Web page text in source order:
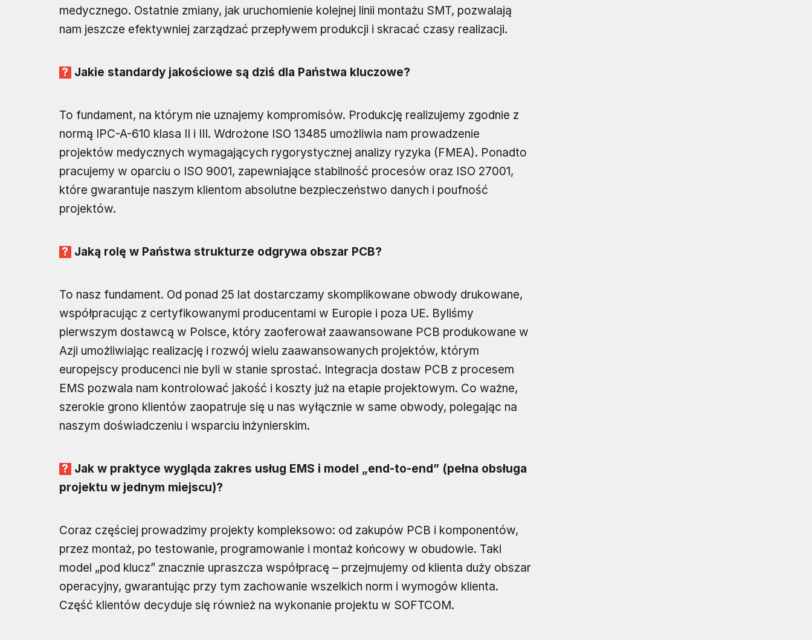
medycznego. Ostatnie zmiany, jak uruchomienie kolejnej linii montażu SMT, pozwalają
nam jeszcze efektywniej zarządzać przepływem produkcji i skracać czasy realizacji.
Jakie standardy jakościowe są dziś dla Państwa kluczowe?
To fundament, na którym nie uznajemy kompromisów. Produkcję realizujemy zgodnie z
normą IPC-A-610 klasa II i III. Wdrożone ISO 13485 umożliwia nam prowadzenie
projektów medycznych wymagających rygorystycznej analizy ryzyka (FMEA). Ponadto
pracujemy w oparciu o ISO 9001, zapewniające stabilność procesów oraz ISO 27001,
które gwarantuje naszym klientom absolutne bezpieczeństwo danych i poufność
projektów.
Jaką rolę w Państwa strukturze odgrywa obszar PCB?
To nasz fundament. Od ponad 25 lat dostarczamy skomplikowane obwody drukowane,
współpracując z certyfikowanymi producentami w Europie i poza UE. Byliśmy
pierwszym dostawcą w Polsce, który zaoferował zaawansowane PCB produkowane w
Azji umożliwiając realizację i rozwój wielu zaawansowanych projektów, którym
europejscy producenci nie byli w stanie sprostać. Integracja dostaw PCB z procesem
EMS pozwala nam kontrolować jakość i koszty już na etapie projektowym. Co ważne,
szerokie grono klientów zaopatruje się u nas wyłącznie w same obwody, polegając na
naszym doświadczeniu i wsparciu inżynierskim.
Jak w praktyce wygląda zakres usług EMS i model „end-to-end” (pełna obsługa
projektu w jednym miejscu)?
Coraz częściej prowadzimy projekty kompleksowo: od zakupów PCB i komponentów,
przez montaż, po testowanie, programowanie i montaż końcowy w obudowie. Taki
model „pod klucz” znacznie upraszcza współpracę – przejmujemy od klienta duży obszar
operacyjny, gwarantując przy tym zachowanie wszelkich norm i wymogów klienta.
Część klientów decyduje się również na wykonanie projektu w SOFTCOM.